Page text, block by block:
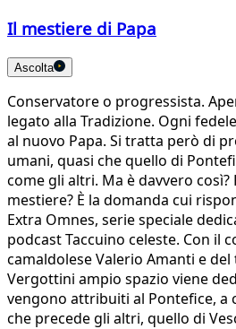
Il mestiere di Papa
Ascolta
Conservatore o progressista.
legato alla Tradizione. Ogni
al nuovo Papa. Si tratta però di
umani, quasi che quello di
come gli altri. Ma è davvero così?
mestiere? È la domanda cui
Extra Omnes, serie speciale
podcast Taccuino celeste. Con il
camaldolese Valerio Amanti e
Vergottini ampio spazio viene
vengono attribuiti al Pontefice, a
che precede gli altri, quello di